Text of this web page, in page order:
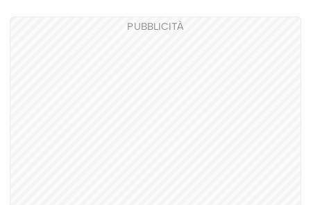
PUBBLICITÀ